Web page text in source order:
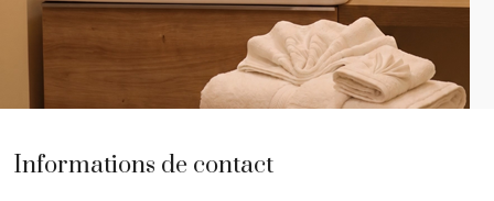
Informations de contact